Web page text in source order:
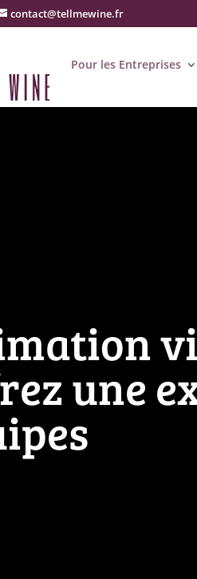
contact@tellmewine.fr
Pour les Entreprises
une